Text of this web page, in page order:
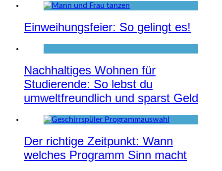
Einweihungsfeier: So gelingt es!
Nachhaltiges Wohnen für
Studierende: So lebst du
umweltfreundlich und sparst Geld
Der richtige Zeitpunkt: Wann
welches Programm Sinn macht